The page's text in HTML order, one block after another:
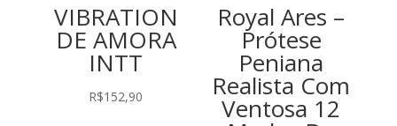
VIBRATION
DE AMORA
INTT
R$152,90
Royal Ares –
Prótese
Peniana
Realista Com
Ventosa 12